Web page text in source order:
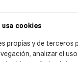
usa cookies
propias y de terceros
analizar el